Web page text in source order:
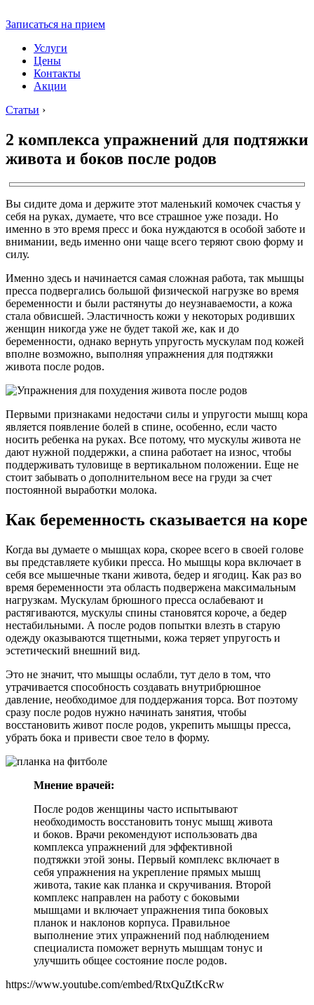
Записаться на прием
Услуги
Цены
Контакты
Акции
Статьи ›
2 комплекса упражнений для подтяжки
живота и боков после родов
Вы сидите дома и держите этот маленький комочек счастья у
себя на руках, думаете, что все страшное уже позади. Но
именно в это время пресс и бока нуждаются в особой заботе и
внимании, ведь именно они чаще всего теряют свою форму и
силу.
Именно здесь и начинается самая сложная работа, так мышцы
пресса подвергались большой физической нагрузке во время
беременности и были растянуты до неузнаваемости, а кожа
стала обвисшей. Эластичность кожи у некоторых родивших
женщин никогда уже не будет такой же, как и до
беременности, однако вернуть упругость мускулам под кожей
вполне возможно, выполняя упражнения для подтяжки
живота после родов.
Первыми признаками недостачи силы и упругости мышц кора
является появление болей в спине, особенно, если часто
носить ребенка на руках. Все потому, что мускулы живота не
дают нужной поддержки, а спина работает на износ, чтобы
поддерживать туловище в вертикальном положении. Еще не
стоит забывать о дополнительном весе на груди за счет
постоянной выработки молока.
Как беременность сказывается на коре
Когда вы думаете о мышцах кора, скорее всего в своей голове
вы представляете кубики пресса. Но мышцы кора включает в
себя все мышечные ткани живота, бедер и ягодиц. Как раз во
время беременности эта область подвержена максимальным
нагрузкам. Мускулам брюшного пресса ослабевают и
растягиваются, мускулы спины становятся короче, а бедер
нестабильными. А после родов попытки влезть в старую
одежду оказываются тщетными, кожа теряет упругость и
эстетический внешний вид.
Это не значит, что мышцы ослабли, тут дело в том, что
утрачивается способность создавать внутрибрюшное
давление, необходимое для поддержания торса. Вот поэтому
сразу после родов нужно начинать занятия, чтобы
восстановить живот после родов, укрепить мышцы пресса,
убрать бока и привести свое тело в форму.
Мнение врачей:
После родов женщины часто испытывают
необходимость восстановить тонус мышц живота
и боков. Врачи рекомендуют использовать два
комплекса упражнений для эффективной
подтяжки этой зоны. Первый комплекс включает в
себя упражнения на укрепление прямых мышц
живота, такие как планка и скручивания. Второй
комплекс направлен на работу с боковыми
мышцами и включает упражнения типа боковых
планок и наклонов корпуса. Правильное
выполнение этих упражнений под наблюдением
специалиста поможет вернуть мышцам тонус и
улучшить общее состояние после родов.
https://www.youtube.com/embed/RtxQuZtKcRw